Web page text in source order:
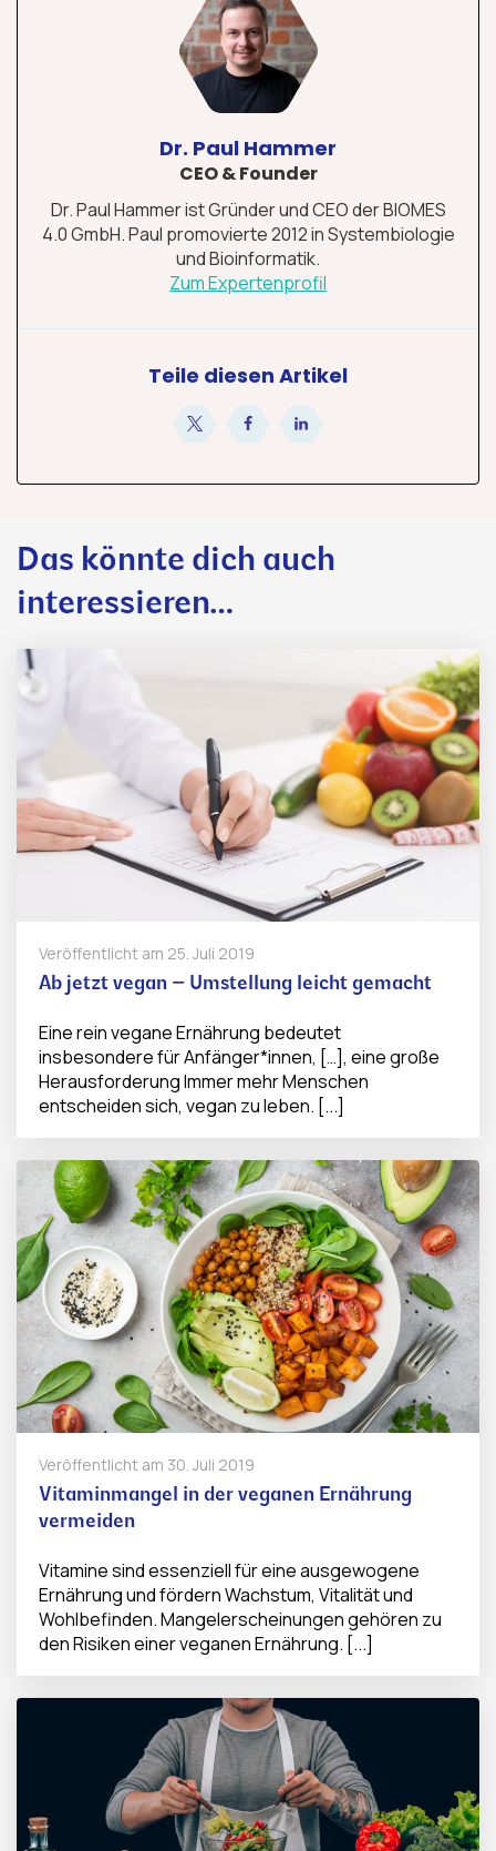
Dr. Paul Hammer
CEO & Founder
Dr. Paul Hammer ist Gründer und CEO der BIOMES
4.0 GmbH. Paul promovierte 2012 in Systembiologie
und Bioinformatik.
Zum Expertenprofil
Teile diesen Artikel
Das könnte dich auch
interessieren…
Veröffentlicht am 25. Juli 2019
Ab jetzt vegan – Umstellung leicht gemacht
Eine rein vegane Ernährung bedeutet
insbesondere für Anfänger*innen, […], eine große
Herausforderung Immer mehr Menschen
entscheiden sich, vegan zu leben. [...]
Veröffentlicht am 30. Juli 2019
Vitaminmangel in der veganen Ernährung
vermeiden
Vitamine sind essenziell für eine ausgewogene
Ernährung und fördern Wachstum, Vitalität und
Wohlbefinden. Mangelerscheinungen gehören zu
den Risiken einer veganen Ernährung. [...]